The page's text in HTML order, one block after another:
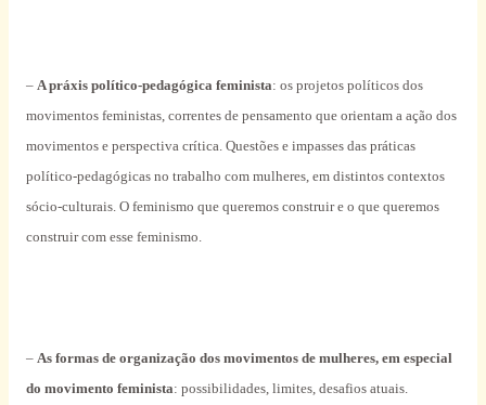
– A práxis político-pedagógica feminista: os projetos políticos dos
movimentos feministas, correntes de pensamento que orientam a ação dos
movimentos e perspectiva crítica. Questões e impasses das práticas
político-pedagógicas no trabalho com mulheres, em distintos contextos
sócio-culturais. O feminismo que queremos construir e o que queremos
construir com esse feminismo.
– As formas de organização dos movimentos de mulheres, em especial
do movimento feminista: possibilidades, limites, desafios atuais.